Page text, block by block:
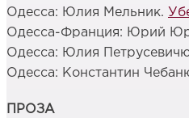
Одесса: Юлия Мельник.
Одесса-Франция: Юрий
Одесса: Юлия
Одесса: Константин
ПРОЗА